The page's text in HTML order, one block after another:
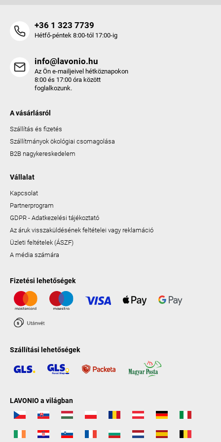
+36 1 323 7739
Hétfő-péntek 8:00-tól 17:00-ig
info@lavonio.hu
Az Ön e-mailjeivel hétköznapokon
8:00 és 17:00 óra között
foglalkozunk.
A vásárlásról
Szállítás és fizetés
Szállítmányok ökológiai csomagolása
B2B nagykereskedelem
Vállalat
Kapcsolat
Partnerprogram
GDPR - Adatkezelési tájékoztató
Az áruk visszaküldésének feltételei vagy reklamáció
Üzleti feltételek (ÁSZF)
A média számára
Fizetési lehetőségek
Szállítási lehetőségek
LAVONIO a világban